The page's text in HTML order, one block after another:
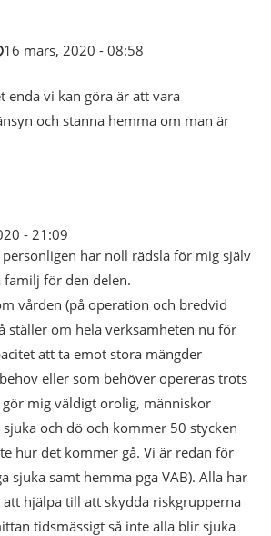
16 mars, 2020 - 08:58
enda vi kan göra är att vara
och stanna hemma om man är
- 21:09
personligen har noll rädsla för mig själv
för den delen.
vården (på operation och bredvid
ställer om hela verksamheten nu för
att ta emot stora mängder
eller som behöver opereras trots
mig väldigt orolig, människor
och dö och kommer 50 stycken
hur det kommer gå. Vi är redan för
sjuka samt hemma pga VAB). Alla har
hjälpa till att skydda riskgrupperna
tidsmässigt så inte alla blir sjuka